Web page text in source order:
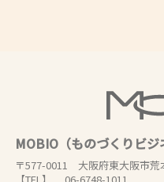
MOBIO（ものづくりビジ
〒577-0011 大阪府東大阪市荒